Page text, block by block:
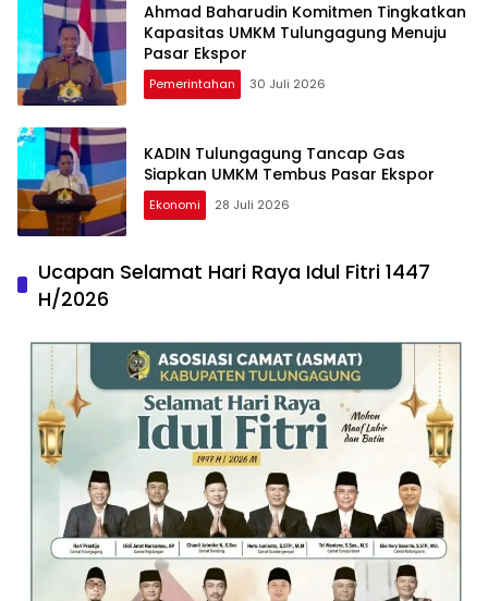
Ahmad Baharudin Komitmen Tingkatkan
Kapasitas UMKM Tulungagung Menuju
Pasar Ekspor
Pemerintahan 30 Juli 2026
KADIN Tulungagung Tancap Gas
Siapkan UMKM Tembus Pasar Ekspor
Ekonomi 28 Juli 2026
Ucapan Selamat Hari Raya Idul Fitri 1447
H/2026